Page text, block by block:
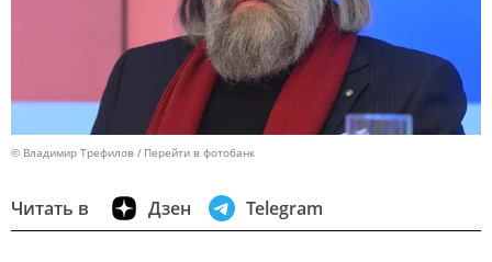
© Владимир Трефилов Перейти в фотобанк
Читать в Дзен Telegram